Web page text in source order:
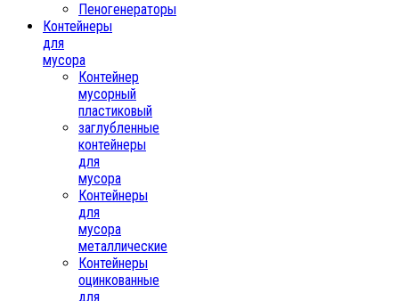
Пеногенераторы
Контейнеры
для
мусора
Контейнер
мусорный
пластиковый
заглубленные
контейнеры
для
мусора
Контейнеры
для
мусора
металлические
Контейнеры
оцинкованные
для